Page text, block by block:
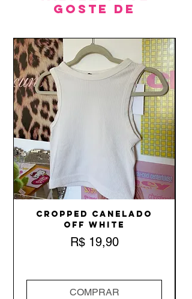
goste de
Cropped Canelado
Off White
Preço
R$ 19,90
COMPRAR